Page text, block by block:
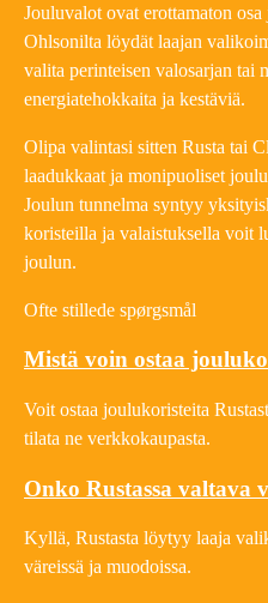
Jouluvalot ovat erottamaton
Ohlsonilta löydät laajan
valita perinteisen valosarjan tai
energiatehokkaita ja kestäviä.
Olipa valintasi sitten Rusta tai
laadukkaat ja monipuoliset
Joulun tunnelma syntyy
koristeilla ja valaistuksella voit
joulun.
Ofte stillede spørgsmål
Mistä voin ostaa
Voit ostaa joulukoristeita
tilata ne verkkokaupasta.
Onko Rustassa valtava
Kyllä, Rustasta löytyy laaja
väreissä ja muodoissa.